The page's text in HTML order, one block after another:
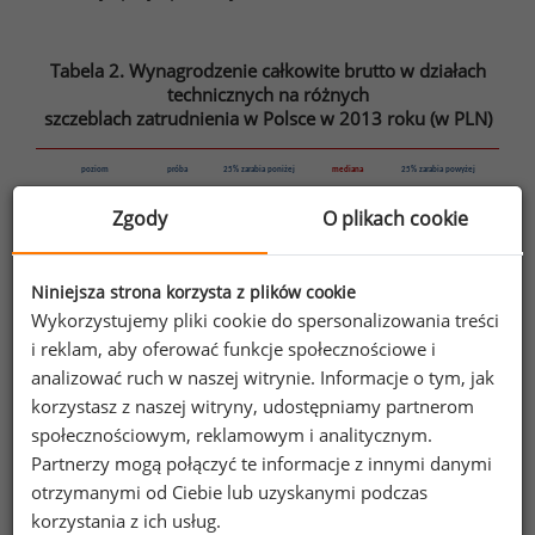
Tabela 2. Wynagrodzenie całkowite brutto w działach
technicznych na różnych
szczeblach zatrudnienia w Polsce w 2013 roku (w PLN)
poziom próba 25% zarabia poniżej mediana 25% zarabia powyżej
pracownik szeregowy 1 446 3 000 4 000
dyrektor 111 8 000 11 000 18 003
Ogólnopolskie Badanie Wynagrodzeń (OBW) przeprowadzone przez
Sedlak &Sedlak w 2013 roku
Zgody O plikach cookie
Niniejsza strona korzysta z plików cookie
Wykorzystujemy pliki cookie do spersonalizowania treści
i reklam, aby oferować funkcje społecznościowe i
analizować ruch w naszej witrynie. Informacje o tym, jak
korzystasz z naszej witryny, udostępniamy partnerom
społecznościowym, reklamowym i analitycznym.
Partnerzy mogą połączyć te informacje z innymi danymi
otrzymanymi od Ciebie lub uzyskanymi podczas
korzystania z ich usług.